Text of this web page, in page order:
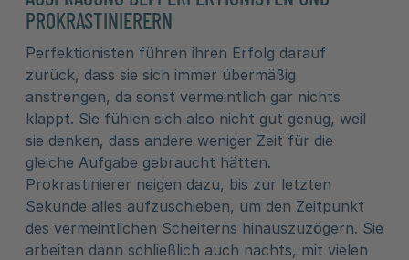
PROKRASTINIERERN
Perfektionisten führen ihren Erfolg darauf
zurück, dass sie sich immer übermäßig
anstrengen, da sonst vermeintlich gar nichts
klappt. Sie fühlen sich also nicht gut genug, weil
sie denken, dass andere weniger Zeit für die
gleiche Aufgabe gebraucht hätten.
Prokrastinierer neigen dazu, bis zur letzten
Sekunde alles aufzuschieben, um den Zeitpunkt
des vermeintlichen Scheiterns hinauszuzögern. Sie
arbeiten dann schließlich auch nachts, mit vielen